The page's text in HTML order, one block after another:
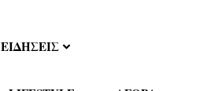
ΕΙΔΗΣΕΙΣ